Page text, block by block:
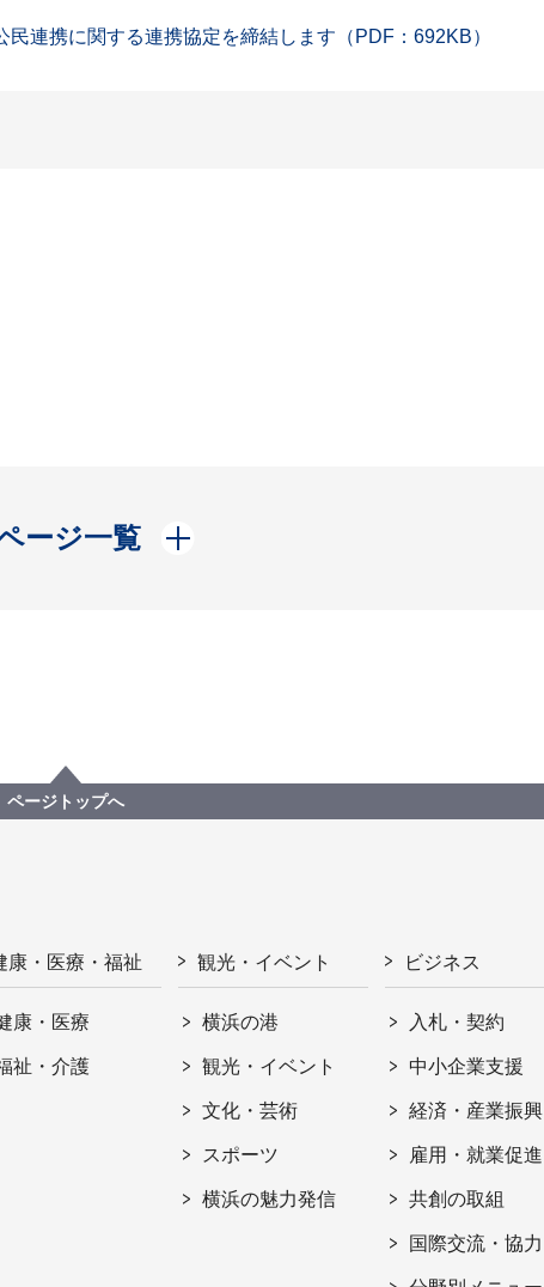
連携に関する連携協定を締結します（PDF：692KB）
ージ一覧
開く
ページトップへ
康・医療・福祉
康・医療
祉・介護
観光・イベント
横浜の港
観光・イベント
文化・芸術
スポーツ
横浜の魅力発信
ビジネス
入札・契約
中小企業支援
経済・産業振興
雇用・就業促進
共創の取組
国際交流・協力